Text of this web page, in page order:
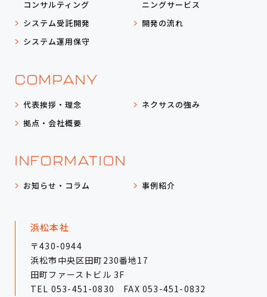
コンサルティング
システム受託開発
システム運用保守
ニングサービス
開発の流れ
COMPANY
代表挨拶・理念
拠点・会社概要
ネクサスの強み
INFORMATION
お知らせ・コラム 事例紹介
浜松本社
〒430-0944
浜松市中央区田町230番地17
田町ファーストビル 3F
TEL 053-451-0830 FAX 053-451-0832